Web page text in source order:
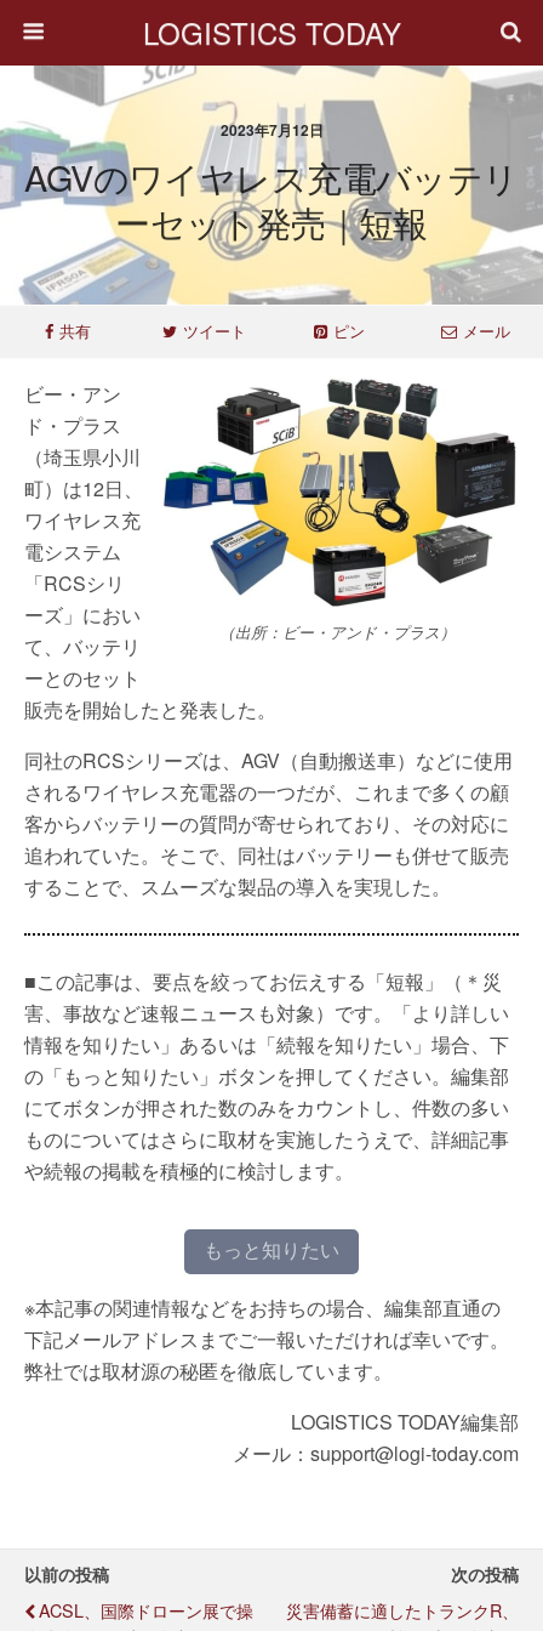
LOGISTICS TODAY
2023年7月12日
AGVのワイヤレス充電バッテリ
ーセット発売｜短報
共有 ツイート ピン メール
（出所：ビー・アンド・プラス）
ビー・アン
ド・プラス
（埼玉県小川
町）は12日、
ワイヤレス充
電システム
「RCSシリ
ーズ」におい
て、バッテリ
ーとのセット
販売を開始したと発表した。
同社のRCSシリーズは、AGV（自動搬送車）などに使用
されるワイヤレス充電器の一つだが、これまで多くの顧
客からバッテリーの質問が寄せられており、その対応に
追われていた。そこで、同社はバッテリーも併せて販売
することで、スムーズな製品の導入を実現した。
■この記事は、要点を絞ってお伝えする「短報」（＊災
害、事故など速報ニュースも対象）です。「より詳しい
情報を知りたい」あるいは「続報を知りたい」場合、下
の「もっと知りたい」ボタンを押してください。編集部
にてボタンが押された数のみをカウントし、件数の多い
ものについてはさらに取材を実施したうえで、詳細記事
や続報の掲載を積極的に検討します。
もっと知りたい
※本記事の関連情報などをお持ちの場合、編集部直通の
下記メールアドレスまでご一報いただければ幸いです。
弊社では取材源の秘匿を徹底しています。
LOGISTICS TODAY編集部
メール：support@logi-today.com
以前の投稿
ACSL、国際ドローン展で操
次の投稿
災害備蓄に適したトランクR、